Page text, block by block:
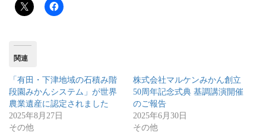
関連
「有田・下津地域の石積み階
段園みかんシステム」が世界
農業遺産に認定されました
2025年8月27日
その他
株式会社マルケンみかん創立
50周年記念式典 基調講演開催
のご報告
2025年6月30日
その他